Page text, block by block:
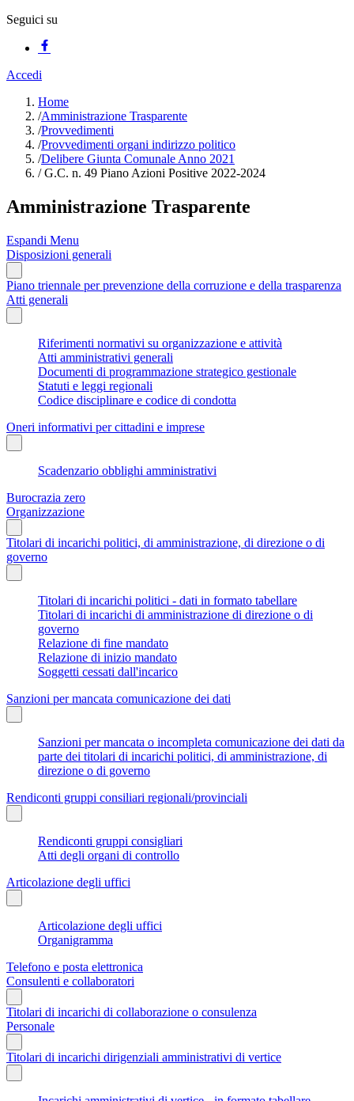
Seguici su
Accedi
Home
/Amministrazione Trasparente
/Provvedimenti
/Provvedimenti organi indirizzo politico
/Delibere Giunta Comunale Anno 2021
/G.C. n. 49 Piano Azioni Positive 2022-2024
Amministrazione Trasparente
Espandi Menu
Disposizioni generali
Piano triennale per prevenzione della corruzione e della trasparenza
Atti generali
Riferimenti normativi su organizzazione e attività
Atti amministrativi generali
Documenti di programmazione strategico gestionale
Statuti e leggi regionali
Codice disciplinare e codice di condotta
Oneri informativi per cittadini e imprese
Scadenzario obblighi amministrativi
Burocrazia zero
Organizzazione
Titolari di incarichi politici, di amministrazione, di direzione o di
governo
Titolari di incarichi politici - dati in formato tabellare
Titolari di incarichi di amministrazione di direzione o di
governo
Relazione di fine mandato
Relazione di inizio mandato
Soggetti cessati dall'incarico
Sanzioni per mancata comunicazione dei dati
Sanzioni per mancata o incompleta comunicazione dei dati da
parte dei titolari di incarichi politici, di amministrazione, di
direzione o di governo
Rendiconti gruppi consiliari regionali/provinciali
Rendiconti gruppi consigliari
Atti degli organi di controllo
Articolazione degli uffici
Articolazione degli uffici
Organigramma
Telefono e posta elettronica
Consulenti e collaboratori
Titolari di incarichi di collaborazione o consulenza
Personale
Titolari di incarichi dirigenziali amministrativi di vertice